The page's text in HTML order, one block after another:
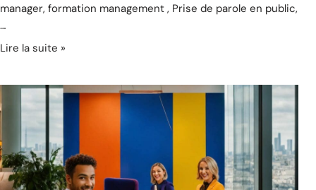
manager, formation management , Prise de parole en public,
…
Lire la suite »